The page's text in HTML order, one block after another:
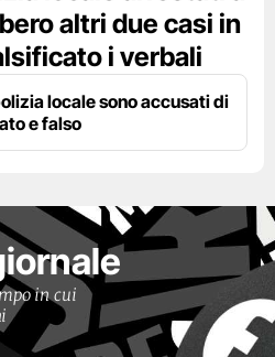
altri due casi in
i verbali
locale sono accusati di
e falso
in cui